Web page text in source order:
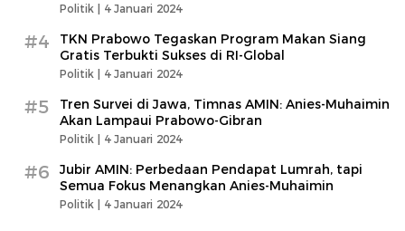
Politik | 4 Januari 2024
#4
TKN Prabowo Tegaskan Program Makan Siang
Gratis Terbukti Sukses di RI-Global
Politik | 4 Januari 2024
#5
Tren Survei di Jawa, Timnas AMIN: Anies-Muhaimin
Akan Lampaui Prabowo-Gibran
Politik | 4 Januari 2024
#6
Jubir AMIN: Perbedaan Pendapat Lumrah, tapi
Semua Fokus Menangkan Anies-Muhaimin
Politik | 4 Januari 2024